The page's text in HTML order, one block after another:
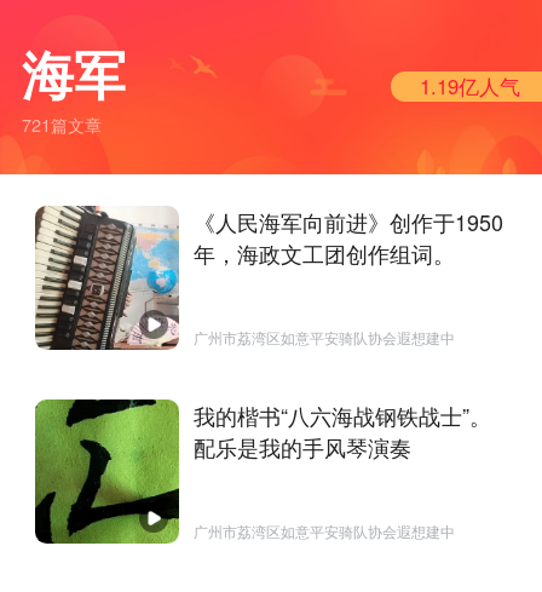
海军
721篇文章
1.19亿人气
《人民海军向前进》创作于1950
年，海政文工团创作组词。
广州市荔湾区如意平安骑队协会遐想建中
我的楷书“八六海战钢铁战士”。
配乐是我的手风琴演奏
广州市荔湾区如意平安骑队协会遐想建中